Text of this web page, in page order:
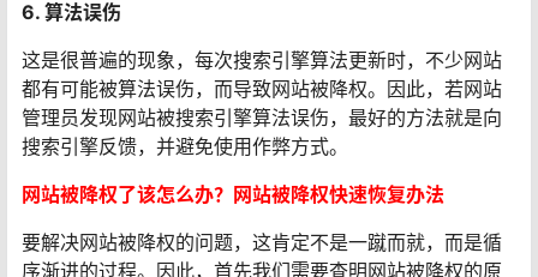
6. 算法误伤
这是很普遍的现象，每次搜索引擎算法更新时，不少网站
都有可能被算法误伤，而导致网站被降权。因此，若网站
管理员发现网站被搜索引擎算法误伤，最好的方法就是向
搜索引擎反馈，并避免使用作弊方式。
网站被降权了该怎么办？网站被降权快速恢复办法
要解决网站被降权的问题，这肯定不是一蹴而就，而是循
序渐进的过程。因此，首先我们需要查明网站被降权的原